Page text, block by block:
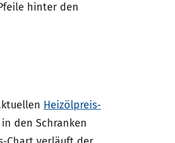
hinter den
Heizölpreis-
den Schranken